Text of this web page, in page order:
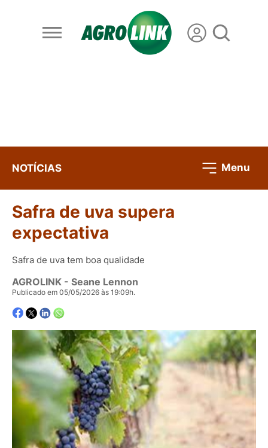
NOTÍCIAS Menu
Safra de uva supera
expectativa
Safra de uva tem boa qualidade
AGROLINK - Seane Lennon
Publicado em 05/05/2026 às 19:09h.